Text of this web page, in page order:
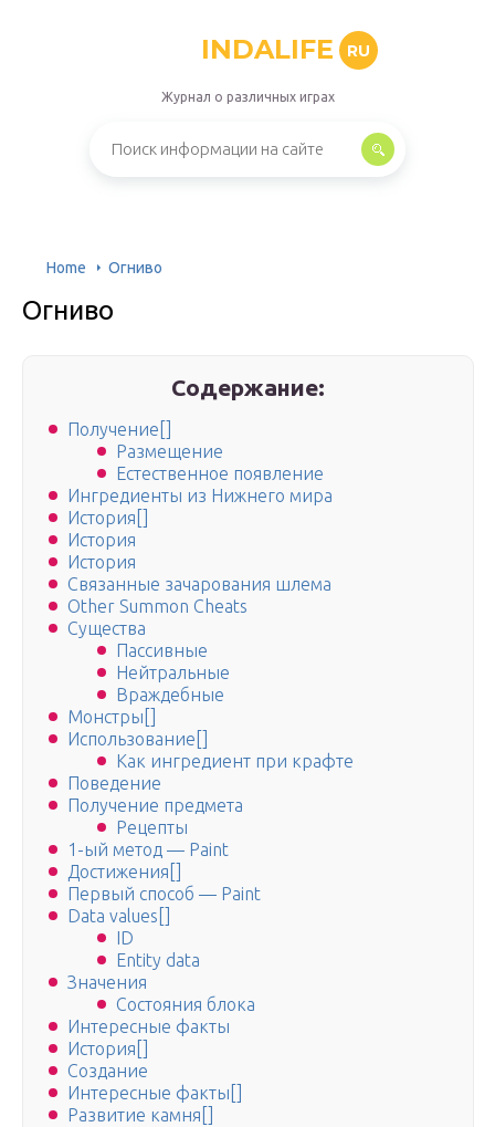
INDALIFE RU
Журнал о различных играх
Home Огниво
Огниво
Содержание:
Получение[]
Размещение
Естественное появление
Ингредиенты из Нижнего мира
История[]
История
История
Связанные зачарования шлема
Other Summon Cheats
Существа
Пассивные
Нейтральные
Враждебные
Монстры[]
Использование[]
Как ингредиент при крафте
Поведение
Получение предмета
Рецепты
1-ый метод — Paint
Достижения[]
Первый способ — Paint
Data values[]
ID
Entity data
Значения
Состояния блока
Интересные факты
История[]
Создание
Интересные факты[]
Развитие камня[]